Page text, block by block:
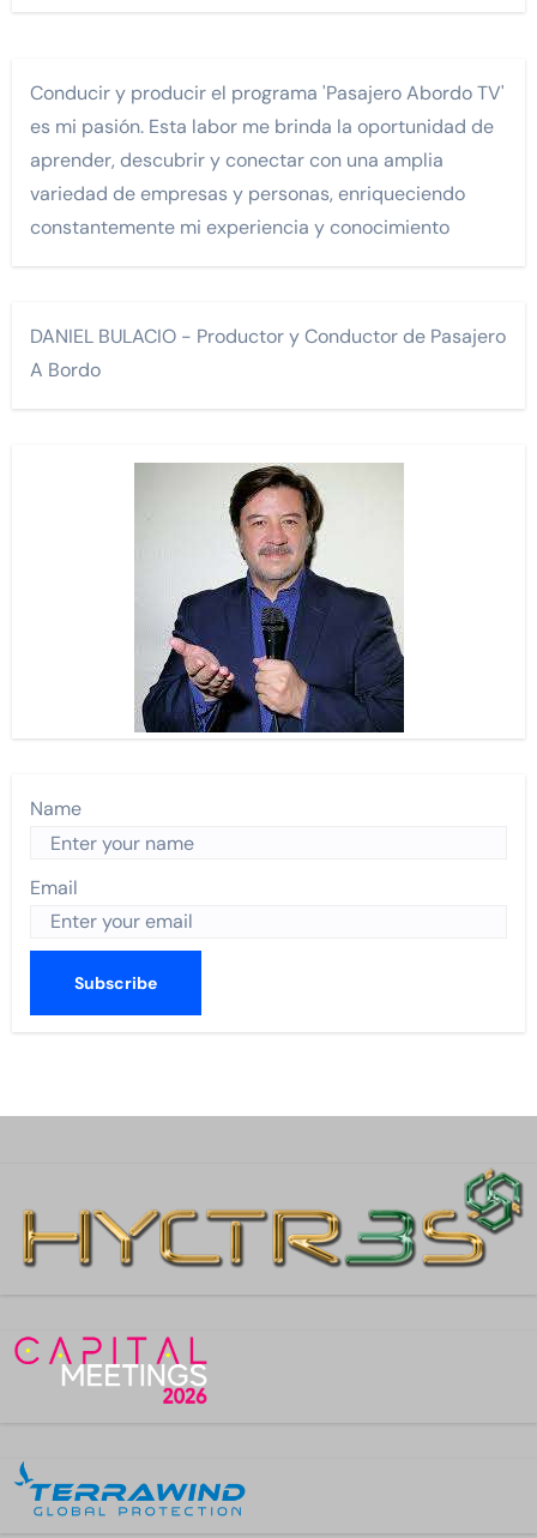
Conducir y producir el programa 'Pasajero Abordo TV'
es mi pasión. Esta labor me brinda la oportunidad de
aprender, descubrir y conectar con una amplia
variedad de empresas y personas, enriqueciendo
constantemente mi experiencia y conocimiento
DANIEL BULACIO - Productor y Conductor de Pasajero
A Bordo
Name
Email